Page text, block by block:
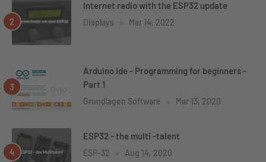
Internet radio with the ESP32 update
Displays Mar 14, 2022
Arduino Ide - Programming for beginners -
Part 1
Grundlagen Software Mar 13, 2020
ESP32 - the multi -talent
ESP-32 Aug 14, 2020